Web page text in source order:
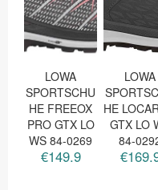
LOWA
SPORTSCHU
HE FREEOX
PRO GTX LO
WS 84-0269
€149.9
LOWA
HE
GTX LO
84-